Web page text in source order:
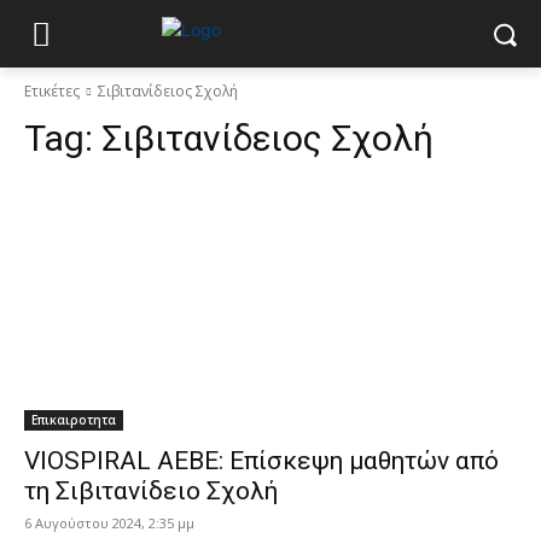
Ετικέτες Σιβιτανίδειος Σχολή
Tag: Σιβιτανίδειος Σχολή
Eπικαιροτητα
VIOSPIRAL AEBE: Επίσκεψη μαθητών από
τη Σιβιτανίδειο Σχολή
6 Αυγούστου 2024, 2:35 μμ